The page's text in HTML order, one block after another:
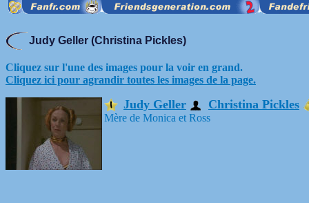
Judy Geller (Christina Pickles)
Cliquez sur l'une des images pour la voir en grand.
Cliquez ici pour agrandir toutes les images de la page.
Judy Geller Christina Pickles
Mère de Monica et Ross